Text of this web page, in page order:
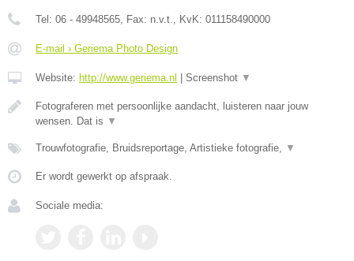
Tel: 06 - 49948565 , Fax: n.v.t. , KvK: 011158490000
E-mail › Geriema Photo Design
Website: http://www.geriema.nl Screenshot ▼
Fotograferen met persoonlijke aandacht, luisteren naar jouw
wensen. Dat is ▼
Trouwfotografie, Bruidsreportage, Artistieke fotografie, ▼
Er wordt gewerkt op afspraak.
Sociale media: